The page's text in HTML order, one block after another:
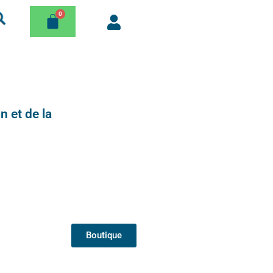
et de la
Boutique